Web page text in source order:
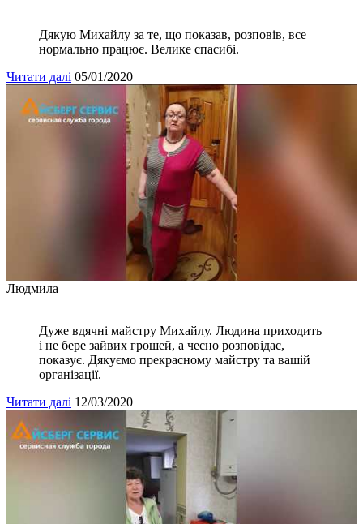
Дякую Михайлу за те, що показав, розповів, все
нормально працює. Велике спасибі.
Читати далі 05/01/2020
Людмила
Дуже вдячні майстру Михайлу. Людина приходить
і не бере зайвих грошей, а чесно розповідає,
показує. Дякуємо прекрасному майстру та вашій
організації.
Читати далі 12/03/2020